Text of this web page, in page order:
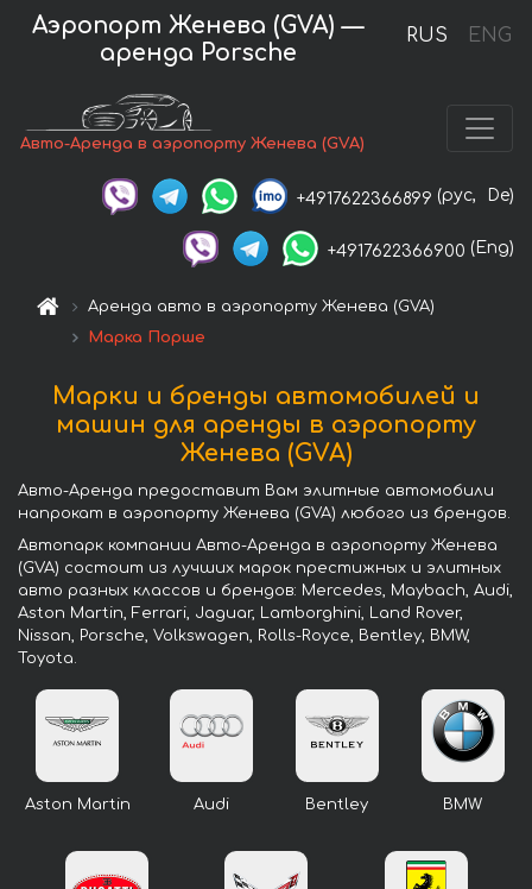
RUS ENG
Аэропорт Женева (GVA) —
аренда Porsche
Авто-Аренда в аэропорту Женева (GVA)
+4917622366899 (рус, De)
+4917622366900 (Eng)
Аренда авто в аэропорту Женева (GVA)
Марка Порше
Марки и бренды автомобилей и
машин для аренды в аэропорту
Женева (GVA)
Авто-Аренда предоставит Вам элитные автомобили
напрокат в аэропорту Женева (GVA) любого из брендов.
Автопарк компании Авто-Аренда в аэропорту Женева
(GVA) состоит из лучших марок престижных и элитных
авто разных классов и брендов: Mercedes, Maybach, Audi,
Aston Martin, Ferrari, Jaguar, Lamborghini, Land Rover,
Nissan, Porsche, Volkswagen, Rolls-Royce, Bentley, BMW,
Toyota.
Aston Martin Audi Bentley BMW